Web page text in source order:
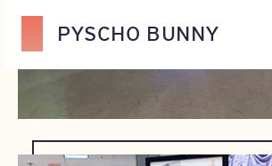
PYSCHO BUNNY